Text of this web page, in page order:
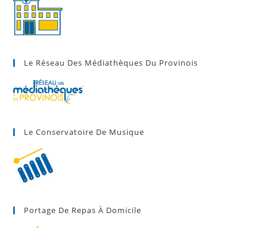
Le Réseau Des Médiathèques Du Provinois
Le Conservatoire De Musique
Portage De Repas À Domicile